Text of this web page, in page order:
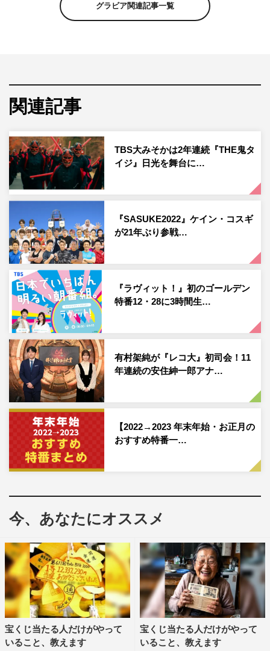
バックパックに詰めて持ち込むことができる「ワンバッグ
システム」を、いかに知恵を絞って活用するかが勝負の行
12月12日放送の『アイ・アム・冒険少年』で、この新春
SPの「脱出島」挑戦者が発表となった。1人目は卓越した
トークスキルでバラエティにとどまらず数多くの番組で活
躍しているお笑い芸人・千原ジュニア。千原ジュニアは自
身のYouTubeチャンネルでキャンプ動画を配信しているほ
どのアウトドア好き。「脱出島」への出演を熱望していた
というが、一体どんなアウトドアスキルを駆使して脱出に
挑戦するのか。
千原ジュニアを迎え撃つ2人目の挑戦者は、今回で19回目
の参戦となる「脱出島」絶対王者・あばれる君。以前共演
した際、「脱出島」に出たいと言う千原ジュニアに対して
「僕と対決しましょう」と宣戦布告していたが、その対決
がついに実現する。
さらに、お笑い芸人2人の対決に割って入る3人目の挑戦者
として、日曜劇場に出演したイケメン俳優が参戦。その正
体は近日発表される。
番組情報
『アイ・アム・冒険少年 新春！脱出島SP』
TBS系
2023年1月3日（月）午後5時～9時
岡村隆史（ナインティナイン）、田中直樹（ココリコ）、
＜レギュラー出演者＞
向井康二、目黒蓮（Snow Man）
＜冒険ゲスト＞（50音順）
千原ジュニア、あばれる君
グラビア関連記事一覧
関連記事
TBS大みそかは2年連続『THE鬼タ
イジ』日光を舞台に…
『SASUKE2022』ケイン・コスギ
が21年ぶり参戦…
『ラヴィット！』初のゴールデン
特番12・28に3時間生…
有村架純が『レコ大』初司会！11
年連続の安住紳一郎アナ…
【2022→2023 年末年始・お正月の
おすすめ特番一…
今、あなたにオススメ
宝くじ当たる人だけがやって
いること、教えます
宝くじ当たる人だけがやって
いること、教えます